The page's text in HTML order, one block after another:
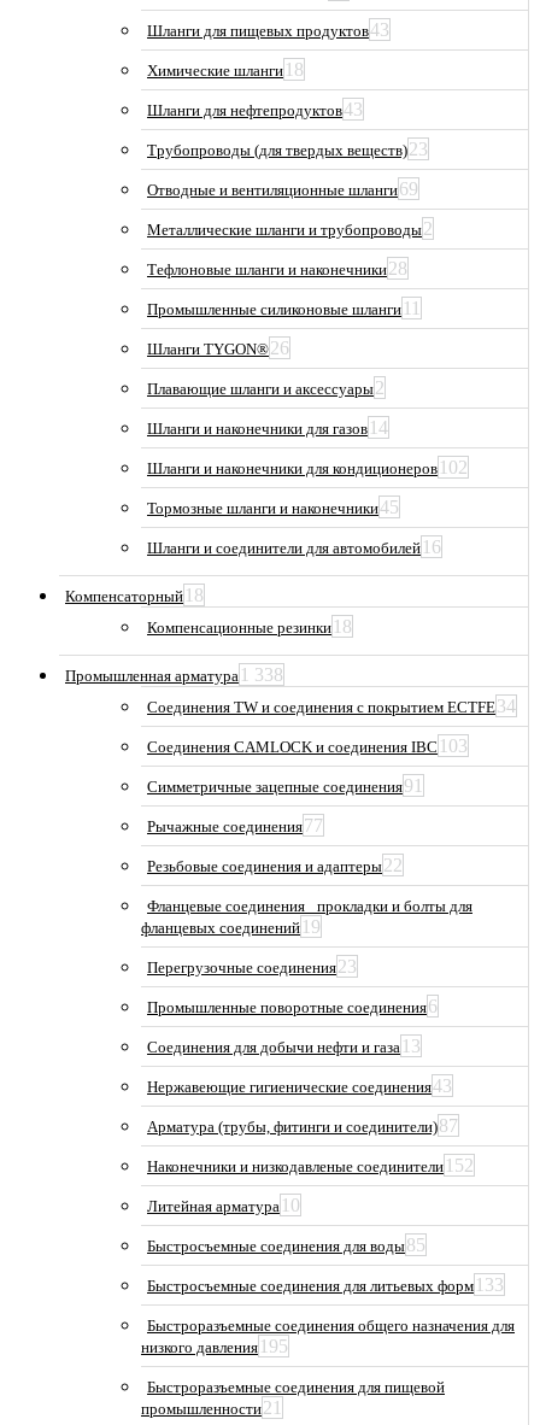
Шланги для пищевых продуктов43
Химические шланги 18
Шланги для нефтепродуктов43
Трубопроводы (для твердых веществ)23
Отводные и вентиляционные шланги69
Металлические шланги и трубопроводы2
Тефлоновые шланги и наконечники28
Промышленные силиконовые шланги 11
Шланги TYGON®26
Плавающие шланги и аксессуары2
Шланги и наконечники для газов 14
Шланги и наконечники для кондиционеров 102
Тормозные шланги и наконечники45
Шланги и соединители для автомобилей 16
Компенсаторный 18
Компенсационные резинки 18
Промышленная арматура 1 338
Соединения TW и соединения с покрытием ECTFE34
Соединения CAMLOCK и соединения IBC 103
Симметричные зацепные соединения91
Рычажные соединения77
Резьбовые соединения и адаптеры22
Фланцевые соединения_ прокладки и болты для
фланцевых соединений 19
Перегрузочные соединения23
Промышленные поворотные соединения6
Соединения для добычи нефти и газа 13
Нержавеющие гигиенические соединения43
Арматура (трубы, фитинги и соединители)87
Наконечники и низкодавленые соединители 152
Литейная арматура 10
Быстросъемные соединения для воды85
Быстросъемные соединения для литьевых форм 133
Быстроразъемные соединения общего назначения для
низкого давления 195
Быстроразъемные соединения для пищевой
промышленности21